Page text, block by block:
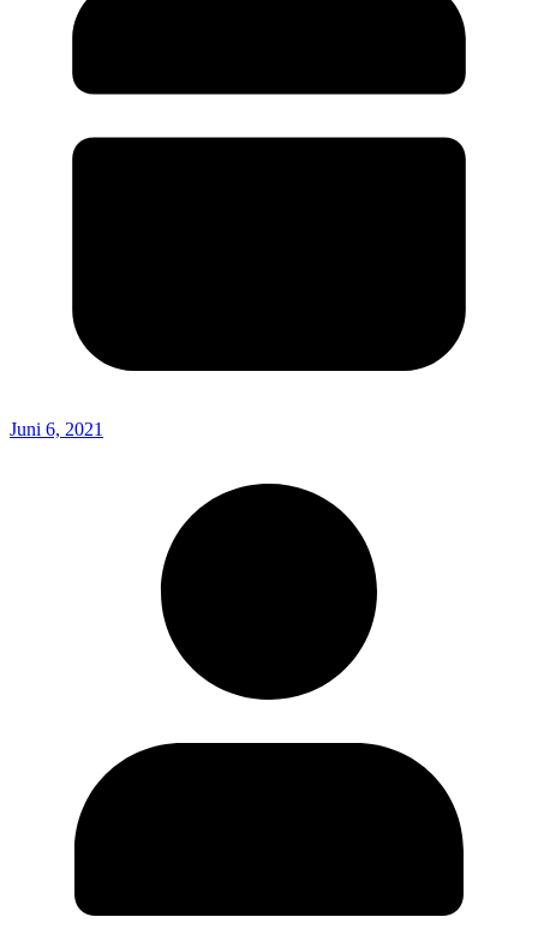
Juni 6, 2021